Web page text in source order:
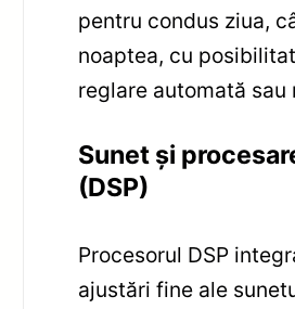
pentru condus ziua,
noaptea, cu
reglare automată sau
Sunet și
(DSP)
Procesorul DSP
ajustări fine ale